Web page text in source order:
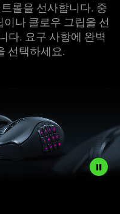
롤을 선사합니다. 중
나 클로우 그립을 선
다. 요구 사항에 완벽
선택하세요.